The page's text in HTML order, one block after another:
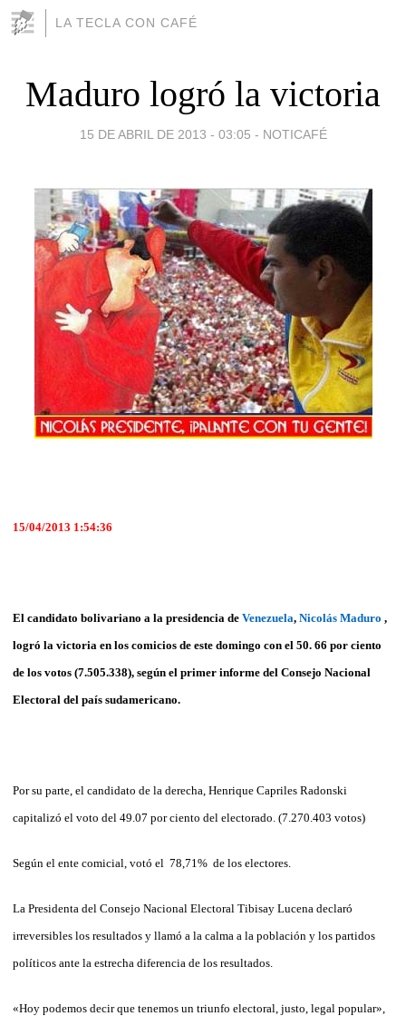
LA TECLA CON CAFÉ
Maduro logró la victoria
15 DE ABRIL DE 2013 - 03:05 - NOTICAFÉ
15/04/2013 1:54:36
El candidato bolivariano a la presidencia de Venezuela, Nicolás Maduro ,
logró la victoria en los comicios de este domingo con el 50. 66 por ciento
de los votos (7.505.338), según el primer informe del Consejo Nacional
Electoral del país sudamericano.
Por su parte, el candidato de la derecha, Henrique Capriles Radonski
capitalizó el voto del 49.07 por ciento del electorado. (7.270.403 votos)
Según el ente comicial, votó el 78,71% de los electores.
La Presidenta del Consejo Nacional Electoral Tibisay Lucena declaró
irreversibles los resultados y llamó a la calma a la población y los partidos
políticos ante la estrecha diferencia de los resultados.
«Hoy podemos decir que tenemos un triunfo electoral, justo, legal popular»,